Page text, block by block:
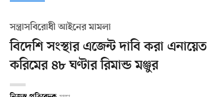
সন্ত্রাসবিরোধী আইনের মামলা
বিদেশি সংস্থার এজেন্ট দাবি করা এনায়েত
করিমের ৪৮ ঘণ্টার রিমান্ড মঞ্জুর